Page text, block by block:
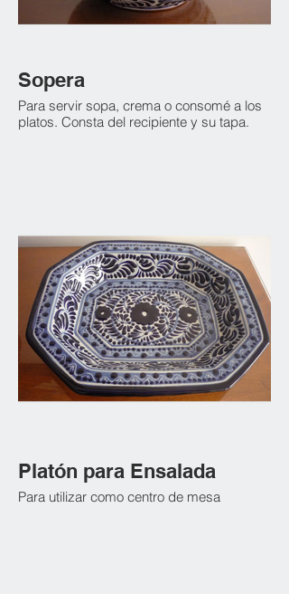
Sopera
Para servir sopa, crema o consomé a los
platos. Consta del recipiente y su tapa.
Platón para Ensalada
Para utilizar como centro de mesa